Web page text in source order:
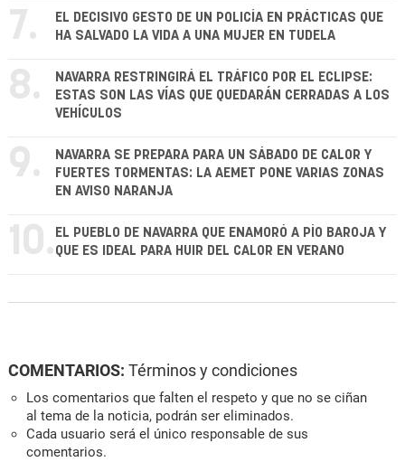
7.
EL DECISIVO GESTO DE UN POLICÍA EN PRÁCTICAS QUE
HA SALVADO LA VIDA A UNA MUJER EN TUDELA
8.
NAVARRA RESTRINGIRÁ EL TRÁFICO POR EL ECLIPSE:
ESTAS SON LAS VÍAS QUE QUEDARÁN CERRADAS A LOS
VEHÍCULOS
9.
NAVARRA SE PREPARA PARA UN SÁBADO DE CALOR Y
FUERTES TORMENTAS: LA AEMET PONE VARIAS ZONAS
EN AVISO NARANJA
10. EL PUEBLO DE NAVARRA QUE ENAMORÓ A PÍO BAROJA Y
QUE ES IDEAL PARA HUIR DEL CALOR EN VERANO
COMENTARIOS: Términos y condiciones
Los comentarios que falten el respeto y que no se ciñan
al tema de la noticia, podrán ser eliminados.
Cada usuario será el único responsable de sus
comentarios.